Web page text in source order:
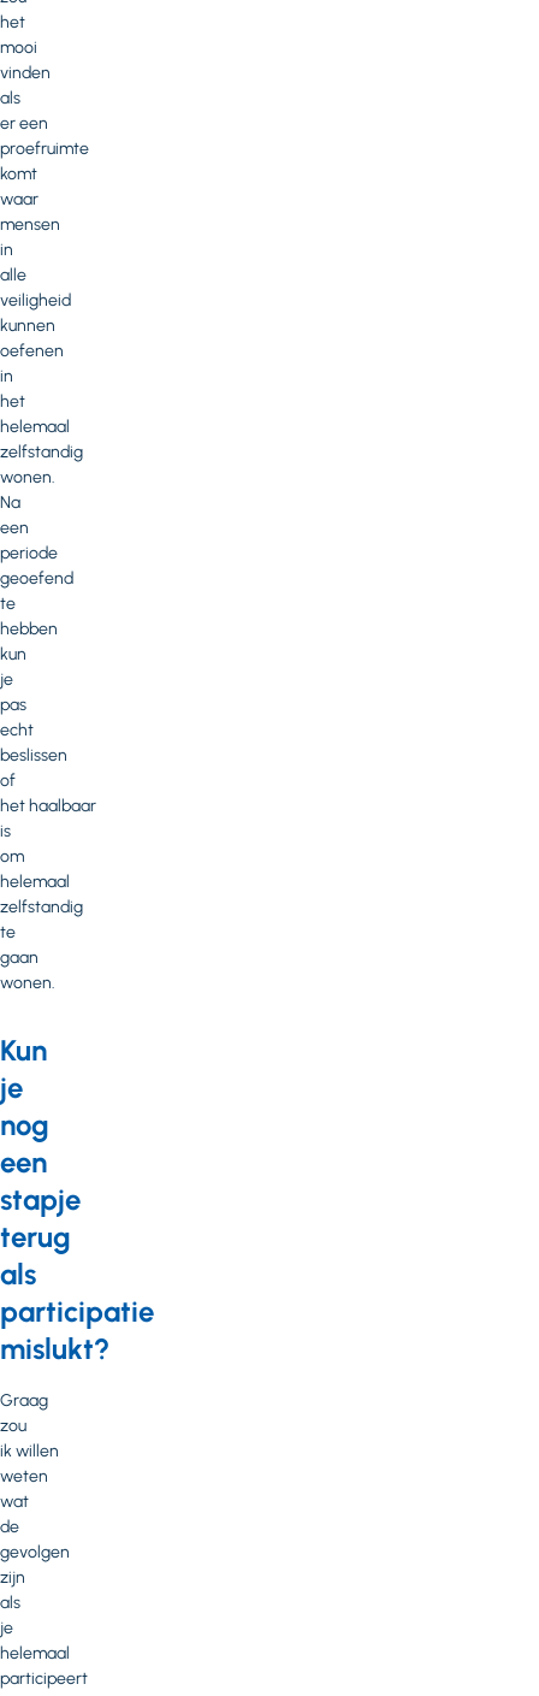
het
mooi
vinden
als
er een
proefruimte
komt
waar
mensen
in
alle
veiligheid
kunnen
oefenen
in
het
helemaal
zelfstandig
wonen.
Na
een
periode
geoefend
te
hebben
kun
je
pas
echt
beslissen
of
het haalbaar
is
om
helemaal
zelfstandig
te
gaan
wonen.
Kun
je
nog
een
stapje
terug
als
participatie
mislukt?
Graag
zou
ik willen
weten
wat
de
gevolgen
zijn
als
je
helemaal
participeert